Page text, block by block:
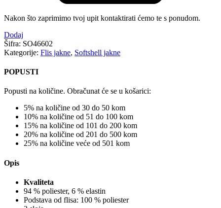
Nakon što zaprimimo tvoj upit kontaktirati ćemo te s ponudom.
Dodaj
Šifra: SO46602
Kategorije: Flis jakne, Softshell jakne
POPUSTI
Popusti na količine. Obračunat će se u košarici:
5% na količine od 30 do 50 kom
10% na količine od 51 do 100 kom
15% na količine od 101 do 200 kom
20% na količine od 201 do 500 kom
25% na količine veće od 501 kom
Opis
Kvaliteta
94 % poliester, 6 % elastin
Podstava od flisa: 100 % poliester